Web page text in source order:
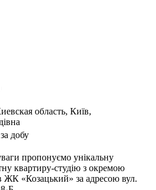
область, Київ,
за добу
пропонуємо унікальну
квартиру-студію з окремою
ЖК «Козацький» за адресою вул.